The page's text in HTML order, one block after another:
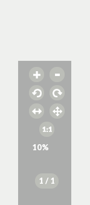
10%
1 / 1